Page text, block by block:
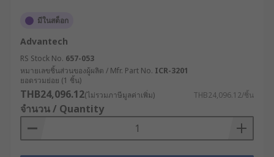
ระบบของคุณใช้โปรโตคอลเฉพาะทาง
UA ควรเลือกโมเด็ม WiFi ที่รองรับหรือสามารถ
ปรับแต่งให้ทำงานร่วมกันได้
คำนึงถึงความง่ายในการบริหารจัดการ :
พิจารณาว่าเราเตอร์มีระบบบริหารจัดการที่ใช้
งานง่ายหรือไม่ สามารถจัดการผ่านเว็บอินเท
อร์เฟซหรือซอฟต์แวร์จัดการแบบรวมศูนย์ได้หรือ
ไม่
มีในสต็อก
Advantech
RS Stock No. 657-053
หมายเลขชิ้นส่วนของผู้ผลิต / Mfr. Part No. ICR-3201
ยอดรวมย่อย (1 ชิ้น)
THB24,096.12(ไม่รวมภาษีมูลค่าเพิ่ม) THB24,096.12/ชิ้น
จำนวน / Quantity